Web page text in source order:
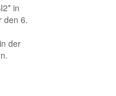
in
den 6.
der